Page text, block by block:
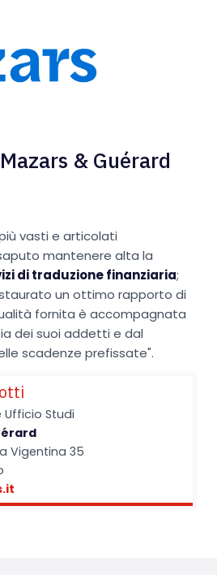
& Guérard
vasti e articolati
mantenere alta la
di traduzione finanziaria;
un ottimo rapporto di
fornita è accompagnata
dei suoi addetti e dal
scadenze prefissate".
Ufficio Studi
Vigentina 35